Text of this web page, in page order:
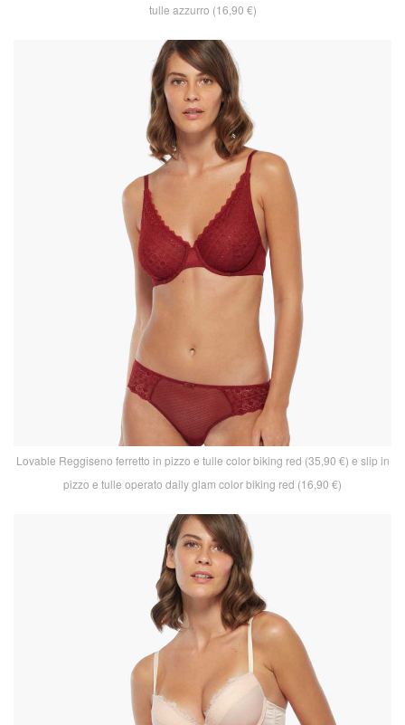
tulle azzurro (16,90 €)
Lovable Reggiseno ferretto in pizzo e tulle color biking red (35,90 €) e slip in
pizzo e tulle operato daily glam color biking red (16,90 €)